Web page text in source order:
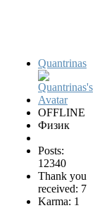
Quantrinas
OFFLINE
Физик
Posts:
12340
Thank you
received: 7
Karma: 1